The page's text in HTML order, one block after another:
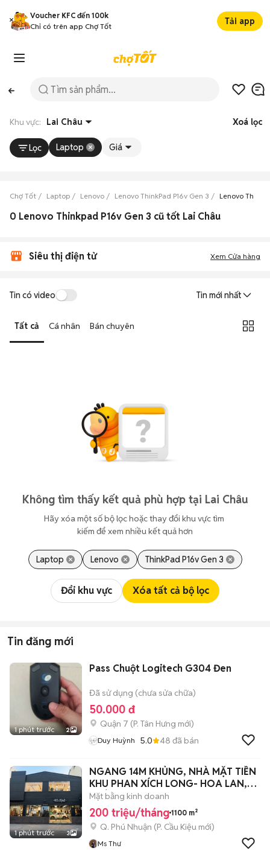
Voucher KFC đến 100k
Chỉ có trên app Chợ Tốt
Tải app
Khu vực: Lai Châu Xoá lọc
Lọc Laptop Giá
Chợ Tốt Laptop Lenovo Lenovo ThinkPad P16v Gen 3 Lenovo
0 Lenovo Thinkpad P16v Gen 3 cũ tốt Lai Châu
Siêu thị điện tử Xem Cửa hàng
Tin có video Tin mới nhất
Tất cả Cá nhân Bán chuyên
Không tìm thấy kết quả phù hợp tại Lai Châu
Hãy xóa một số bộ lọc hoặc thay đổi khu vực tìm
kiếm để xem nhiều kết quả hơn
Laptop Lenovo ThinkPad P16v Gen 3
Đổi khu vực Xóa tất cả bộ lọc
Tin đăng mới
1 phút trước 2
Pass Chuột Logitech G304 Đen
Đã sử dụng (chưa sửa chữa)
50.000 đ
Quận 7 (P. Tân Hưng mới)
Duy Huỳnh 5.0 48 đã bán
1 phút trước 3
NGANG 14M KHỦNG, NHÀ MẶT TIỀN
KHU PHAN XÍCH LONG- HOA LAN,
PHÚ NHUẬN
Mặt bằng kinh doanh
200 triệu/tháng 1100 m²
Q. Phú Nhuận (P. Cầu Kiệu mới)
Ms Thư